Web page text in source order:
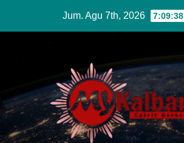
Jum. Agu 7th, 2026